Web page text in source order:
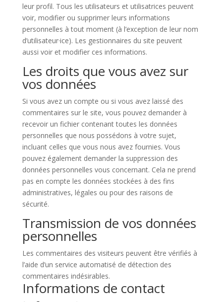
leur profil. Tous les utilisateurs et utilisatrices peuvent
voir, modifier ou supprimer leurs informations
personnelles à tout moment (à l’exception de leur nom
d’utilisateur·ice). Les gestionnaires du site peuvent
aussi voir et modifier ces informations.
Les droits que vous avez sur
vos données
Si vous avez un compte ou si vous avez laissé des
commentaires sur le site, vous pouvez demander à
recevoir un fichier contenant toutes les données
personnelles que nous possédons à votre sujet,
incluant celles que vous nous avez fournies. Vous
pouvez également demander la suppression des
données personnelles vous concernant. Cela ne prend
pas en compte les données stockées à des fins
administratives, légales ou pour des raisons de
sécurité.
Transmission de vos données
personnelles
Les commentaires des visiteurs peuvent être vérifiés à
l’aide d’un service automatisé de détection des
commentaires indésirables.
Informations de contact